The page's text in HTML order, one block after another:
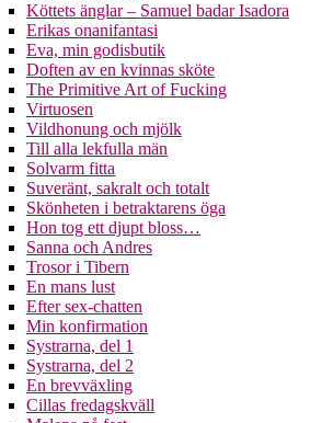
Köttets änglar – Samuel badar Isadora
Erikas onanifantasi
Eva, min godisbutik
Doften av en kvinnas sköte
The Primitive Art of Fucking
Virtuosen
Vildhonung och mjölk
Till alla lekfulla män
Solvarm fitta
Suveränt, sakralt och totalt
Skönheten i betraktarens öga
Hon tog ett djupt bloss…
Sanna och Andres
Trosor i Tibern
En mans lust
Efter sex-chatten
Min konfirmation
Systrarna, del 1
Systrarna, del 2
En brevväxling
Cillas fredagskväll